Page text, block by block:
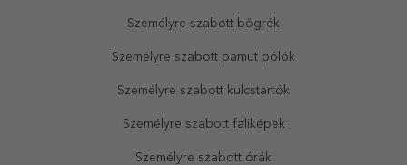
Személyre szabott bögrék
Személyre szabott pamut pólók
Személyre szabott kulcstartók
Személyre szabott faliképek
Személyre szabott órák